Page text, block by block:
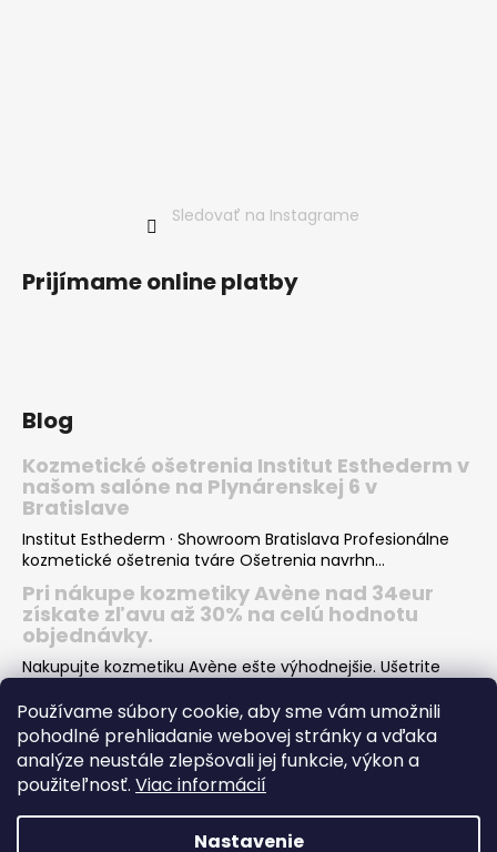
Používame súbory cookie, aby sme vám umožnili
pohodlné prehliadanie webovej stránky a vďaka
analýze neustále zlepšovali jej funkcie, výkon a
použiteľnosť. Viac informácií
Nastavenie
Sledovať na Instagrame
Prijímame online platby
Blog
Kozmetické ošetrenia Institut Esthederm v
našom salóne na Plynárenskej 6 v
Bratislave
Institut Esthederm · Showroom Bratislava Profesionálne
kozmetické ošetrenia tváre Ošetrenia navrhn...
Pri nákupe kozmetiky Avène nad 34eur
získate zľavu až 30% na celú hodnotu
objednávky.
Nakupujte kozmetiku Avène ešte výhodnejšie. Ušetrite
Institut Esthederm darčeky v hodnote viac
ako 66€ k nákupu letných produktov pre
krásne opálenie
Pri nákupe dvoch rôznych letných produktov INSTITUT
ESTHEDERM SUN CARE dostanete od nás skvelý darče...